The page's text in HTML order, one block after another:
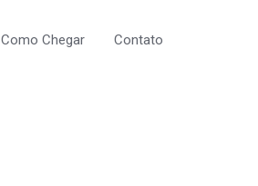
Como Chegar Contato